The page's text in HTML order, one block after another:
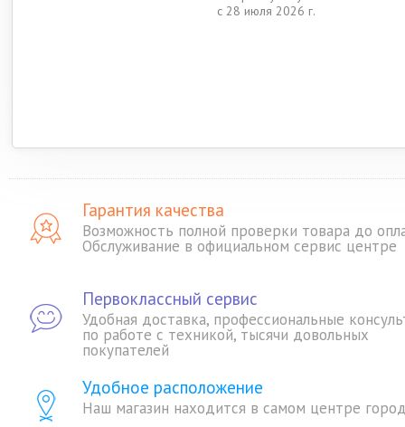
с 28 июля 2026 г.
Гарантия качества
Возможность полной проверки товара до
Обслуживание в официальном сервис центре
Первоклассный сервис
Удобная доставка, профессиональные
по работе с техникой, тысячи довольных
покупателей
Удобное расположение
Наш магазин находится в самом центре